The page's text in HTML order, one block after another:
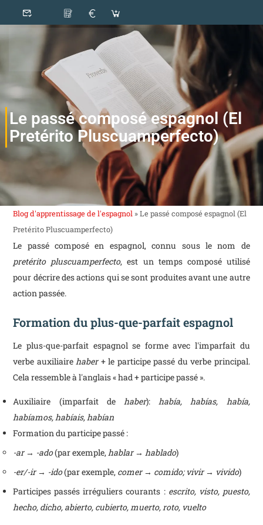
Le passé composé espagnol (El
Pretérito Pluscuamperfecto)
Blog d'apprentissage de l'espagnol »Le passé composé espagnol (El
Pretérito Pluscuamperfecto)
Le passé composé en espagnol, connu sous le nom de
pretérito pluscuamperfecto, est un temps composé utilisé
pour décrire des actions qui se sont produites avant une autre
action passée.
Formation du plus-que-parfait espagnol
Le plus-que-parfait espagnol se forme avec l'imparfait du
verbe auxiliairehaber+ le participe passé du verbe principal.
Cela ressemble à l'anglais « had + participe passé ».
Auxiliaire (imparfait de haber):había, habías, había,
habíamos, habíais, habían
Formation du participe passé :
-ar→ -ado(par exemple,hablar → hablado)
-er/-ir→ -ido(par exemple, comer → comido; vivir → vivido)
Participes passés irréguliers courants : escrito, visto, puesto,
hecho, dicho, abierto, cubierto, muerto, roto, vuelto